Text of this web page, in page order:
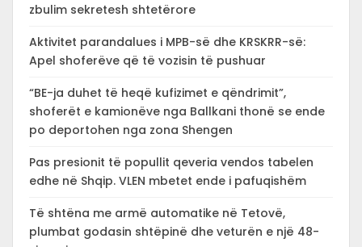
zbulim sekretesh shtetërore
Aktivitet parandalues i MPB-së dhe KRSKRR-së:
Apel shoferëve që të vozisin të pushuar
“BE-ja duhet të heqë kufizimet e qëndrimit”,
shoferët e kamionëve nga Ballkani thonë se ende
po deportohen nga zona Shengen
Pas presionit të popullit qeveria vendos tabelen
edhe në Shqip. VLEN mbetet ende i pafuqishëm
Të shtëna me armë automatike në Tetovë,
plumbat godasin shtëpinë dhe veturën e një 48-